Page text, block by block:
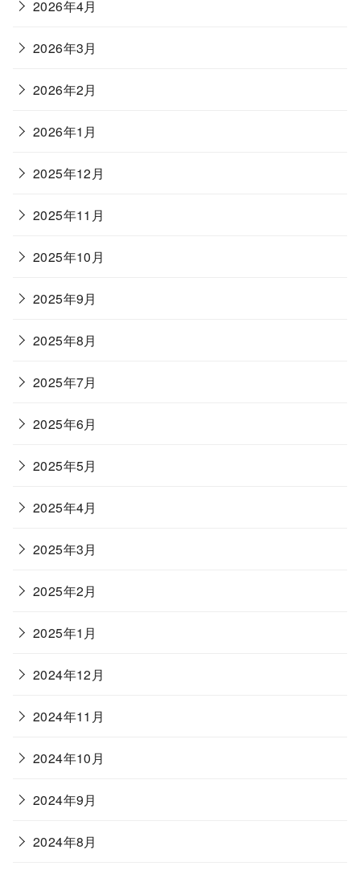
2026年4月
2026年3月
2026年2月
2026年1月
2025年12月
2025年11月
2025年10月
2025年9月
2025年8月
2025年7月
2025年6月
2025年5月
2025年4月
2025年3月
2025年2月
2025年1月
2024年12月
2024年11月
2024年10月
2024年9月
2024年8月